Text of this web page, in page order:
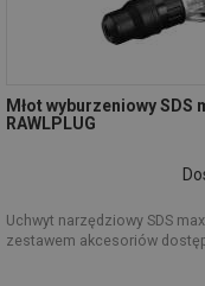
Młot wyburzeniowy SDS
RAWLPLUG
Uchwyt narzędziowy SDS
zestawem akcesoriów